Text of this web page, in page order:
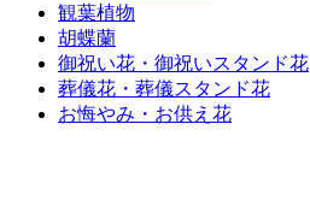
観葉植物
胡蝶蘭
御祝い花・御祝いスタンド花
葬儀花・葬儀スタンド花
お悔やみ・お供え花